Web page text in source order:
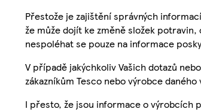
Přestože je zajištění správných
že může dojít ke změně složek
nespoléhat se pouze na informace
V případě jakýchkoliv Vašich dotazů
zákazníkům Tesco nebo výrobce
I přesto, že jsou informace o výrobcích